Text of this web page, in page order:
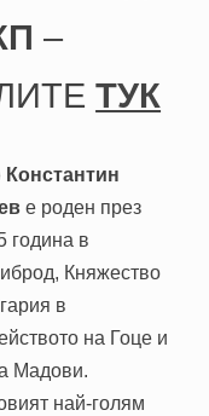
–
ТУК
Константин
е роден през
година в
Княжество
в
на Гоце и
Мадови.
най-голям